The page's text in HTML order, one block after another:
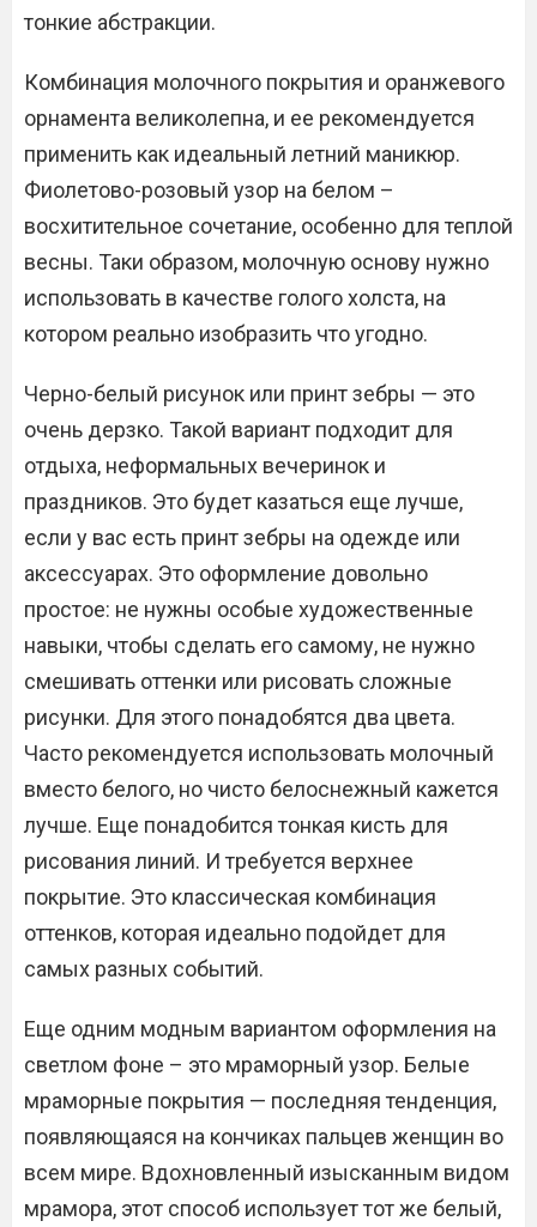
тонкие абстракции.
Комбинация молочного покрытия и оранжевого
орнамента великолепна, и ее рекомендуется
применить как идеальный летний маникюр.
Фиолетово-розовый узор на белом –
восхитительное сочетание, особенно для теплой
весны. Таки образом, молочную основу нужно
использовать в качестве голого холста, на
котором реально изобразить что угодно.
Черно-белый рисунок или принт зебры — это
очень дерзко. Такой вариант подходит для
отдыха, неформальных вечеринок и
праздников. Это будет казаться еще лучше,
если у вас есть принт зебры на одежде или
аксессуарах. Это оформление довольно
простое: не нужны особые художественные
навыки, чтобы сделать его самому, не нужно
смешивать оттенки или рисовать сложные
рисунки. Для этого понадобятся два цвета.
Часто рекомендуется использовать молочный
вместо белого, но чисто белоснежный кажется
лучше. Еще понадобится тонкая кисть для
рисования линий. И требуется верхнее
покрытие. Это классическая комбинация
оттенков, которая идеально подойдет для
самых разных событий.
Еще одним модным вариантом оформления на
светлом фоне – это мраморный узор. Белые
мраморные покрытия — последняя тенденция,
появляющаяся на кончиках пальцев женщин во
всем мире. Вдохновленный изысканным видом
мрамора, этот способ использует тот же белый,